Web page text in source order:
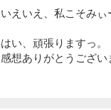
いえいえ、私こそみ
はい、頑張りますっ。
感想ありがとうござ